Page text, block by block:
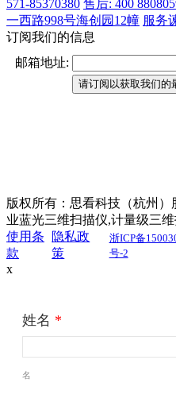
571-85370380 售后: 400
一西路998号海创园12幢 服务
订阅我们的信息
版权所有：思看科技（杭州
业蓝光三维扫描仪,计量级三
使用条
款
隐私政
策
浙ICP备
号-2
x
姓名 *
名